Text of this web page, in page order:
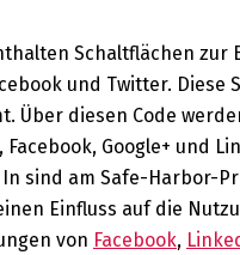
Schaltflächen
und Twitter.
Über diesen Code
Google+ und
sind am Safe-Harbor-
Einfluss auf die
von Facebook,